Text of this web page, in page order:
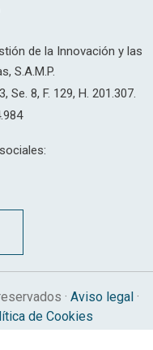
de la Innovación y las
S.A.M.P.
Se. 8, F. 129, H. 201.307.
· Aviso legal·
de Cookies